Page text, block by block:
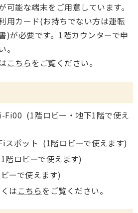
可能な端末をご用意しています。
用カード(お持ちでない方は運転
)が必要です。1階カウンターで申
。
こちらをご覧ください。
Fi00 (1階ロビー・地下1階で使え
スポット (1階ロビーで使えます)
ロビーで使えます)
ーで使えます)
は こちらをご覧ください。